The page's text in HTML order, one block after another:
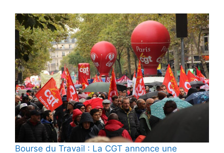
Bourse du Travail : La CGT annonce une